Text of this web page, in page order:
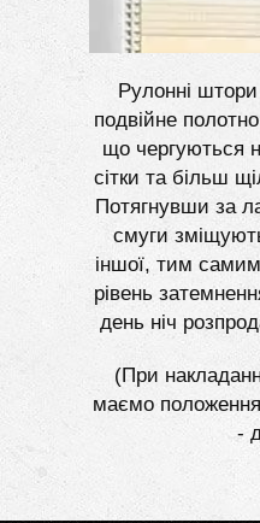
Рулонні
подвійне
що чергуються
сітки та більш
Потягнувши за
смуги
іншої, тим
рівень
день ніч
(При
маємо положення
-